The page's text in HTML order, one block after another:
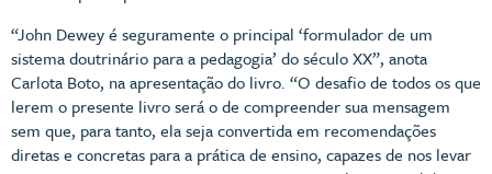
“John Dewey é seguramente o principal ‘formulador de um
sistema doutrinário para a pedagogia’ do século XX”, anota
Carlota Boto, na apresentação do livro. “O desafio de todos os que
lerem o presente livro será o de compreender sua mensagem
sem que, para tanto, ela seja convertida em recomendações
diretas e concretas para a prática de ensino, capazes de nos levar